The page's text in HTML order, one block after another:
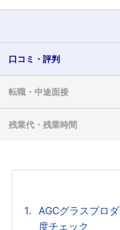
口コミ・ 評判
転職・ 中途面接
残業代・ 残業時間
AGCグラスプロ
度チェック